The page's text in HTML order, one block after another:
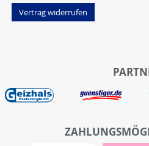
Vertrag widerrufen